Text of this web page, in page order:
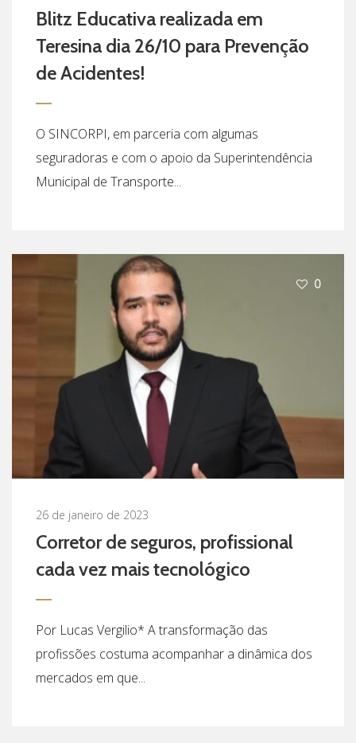
Blitz Educativa realizada em
Teresina dia 26/10 para Prevenção
de Acidentes!
O SINCORPI, em parceria com algumas
seguradoras e com o apoio da Superintendência
Municipal de Transporte...
0
26 de janeiro de 2023
Corretor de seguros, profissional
cada vez mais tecnológico
Por Lucas Vergilio* A transformação das
profissões costuma acompanhar a dinâmica dos
mercados em que...